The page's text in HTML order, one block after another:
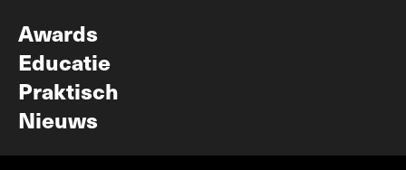
Awards
Educatie
Praktisch
Nieuws